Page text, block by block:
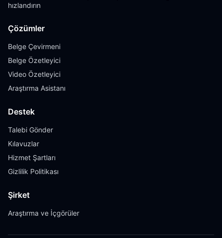
hızlandırın
Çözümler
Belge Çevirmeni
Belge Özetleyici
Video Özetleyici
Araştırma Asistanı
Destek
Talebi Gönder
Kılavuzlar
Hizmet Şartları
Gizlilik Politikası
Şirket
Araştırma ve İçgörüler